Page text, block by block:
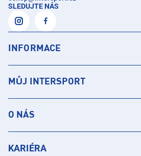
SLEDUJTE NÁS
INFORMACE
MŮJ INTERSPORT
O NÁS
KARIÉRA